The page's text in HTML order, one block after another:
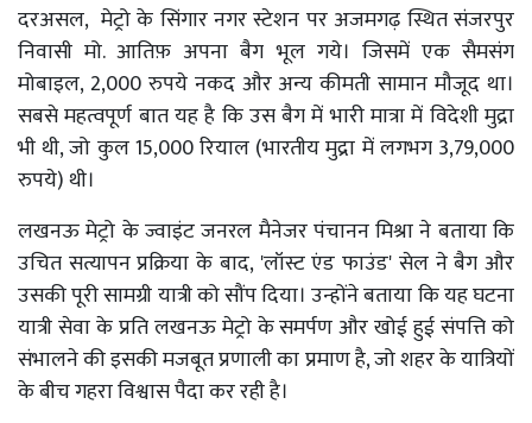
दरअसल, मेट्रो के सिंगार नगर स्टेशन पर अजमगढ़ स्थित संजरपुर
निवासी मो. आतिफ़ अपना बैग भूल गये। जिसमें एक सैमसंग
मोबाइल, 2,000 रुपये नकद और अन्य कीमती सामान मौजूद था।
सबसे महत्वपूर्ण बात यह है कि उस बैग में भारी मात्रा में विदेशी मुद्रा
भी थी, जो कुल 15,000 रियाल (भारतीय मुद्रा में लगभग 3,79,000
रुपये) थी।
लखनऊ मेट्रो के ज्वाइंट जनरल मैनेजर पंचानन मिश्रा ने बताया कि
उचित सत्यापन प्रक्रिया के बाद, 'लॉस्ट एंड फाउंड' सेल ने बैग और
उसकी पूरी सामग्री यात्री को सौंप दिया। उन्होंने बताया कि यह घटना
यात्री सेवा के प्रति लखनऊ मेट्रो के समर्पण और खोई हुई संपत्ति को
संभालने की इसकी मजबूत प्रणाली का प्रमाण है, जो शहर के यात्रियों
के बीच गहरा विश्वास पैदा कर रही है।